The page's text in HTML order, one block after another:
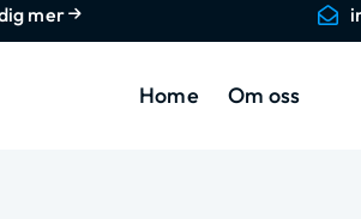
mer
Home Om oss